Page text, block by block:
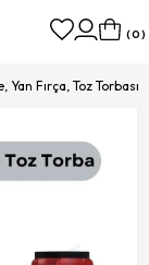
0
Fırça, Toz Torbası